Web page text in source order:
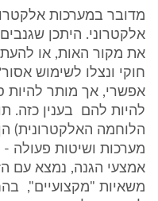
מדובר במערכות
אלקטרוני. היתכן
את מקור האות, או
חוקי ונצלו לשימוש
אפשרי, אך מותר להיות
להיות להם בענין כזה.
הלוחמה האלקטרונית)
מערכות ושיטות פעולה
אמצעי הגנה, נמצא עם
משאיות "מקצועיים",